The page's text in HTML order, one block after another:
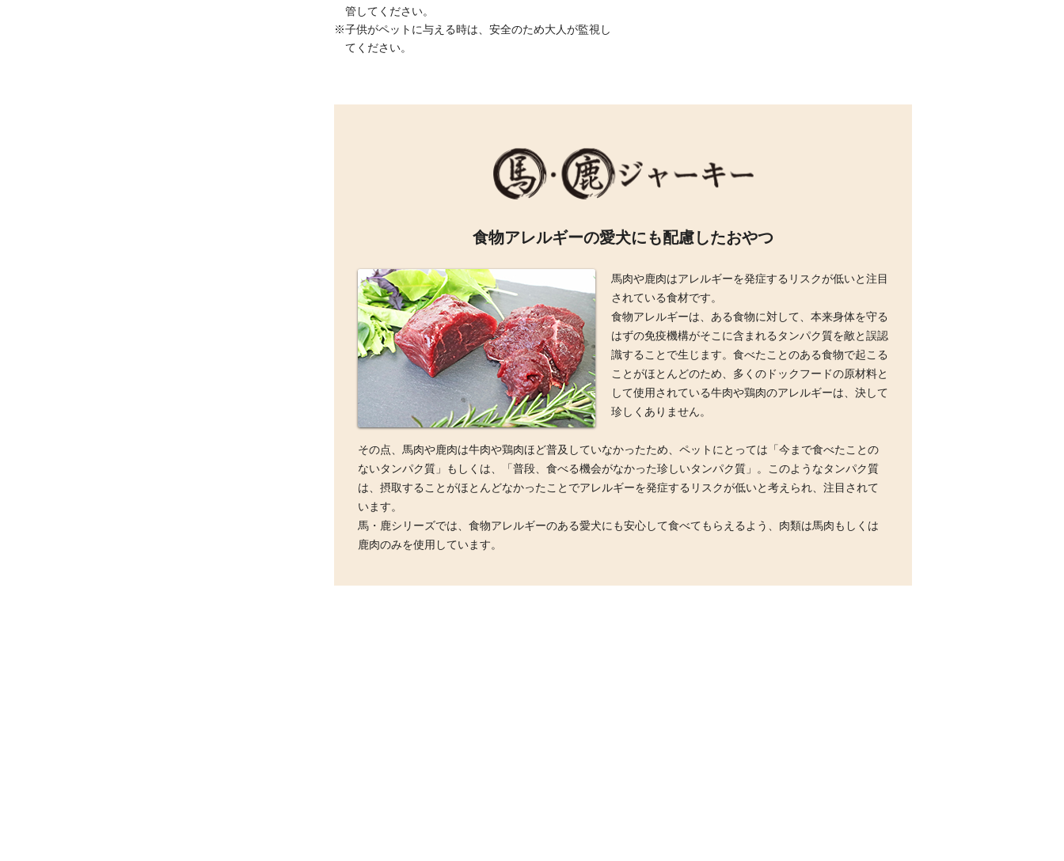
管してください。
※子供がペットに与える時は、安全のため大人が監視し
てください。
食物アレルギーの愛犬にも配慮したおやつ
馬肉や鹿肉はアレルギーを発症するリスクが低いと注目
されている食材です。
食物アレルギーは、ある食物に対して、本来身体を守る
はずの免疫機構がそこに含まれるタンパク質を敵と誤認
識することで生じます。食べたことのある食物で起こる
ことがほとんどのため、多くのドックフードの原材料と
して使用されている牛肉や鶏肉のアレルギーは、決して
珍しくありません。
その点、馬肉や鹿肉は牛肉や鶏肉ほど普及していなかったため、ペットにとっては「今まで食べたことの
ないタンパク質」もしくは、「普段、食べる機会がなかった珍しいタンパク質」。このようなタンパク質
は、摂取することがほとんどなかったことでアレルギーを発症するリスクが低いと考えられ、注目されて
います。
馬・鹿シリーズでは、食物アレルギーのある愛犬にも安心して食べてもらえるよう、肉類は馬肉もしくは
鹿肉のみを使用しています。